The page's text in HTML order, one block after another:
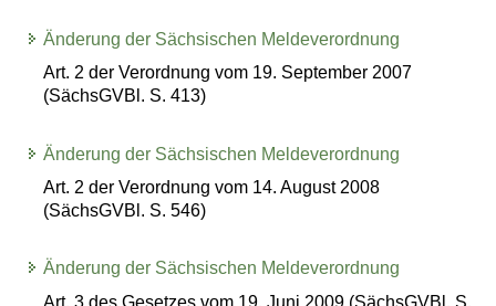
Änderung der Sächsischen Meldeverordnung
Art. 2 der Verordnung vom 19. September 2007
(SächsGVBl. S. 413)
Änderung der Sächsischen Meldeverordnung
Art. 2 der Verordnung vom 14. August 2008
(SächsGVBl. S. 546)
Änderung der Sächsischen Meldeverordnung
Art. 3 des Gesetzes vom 19. Juni 2009 (SächsGVBl. S.